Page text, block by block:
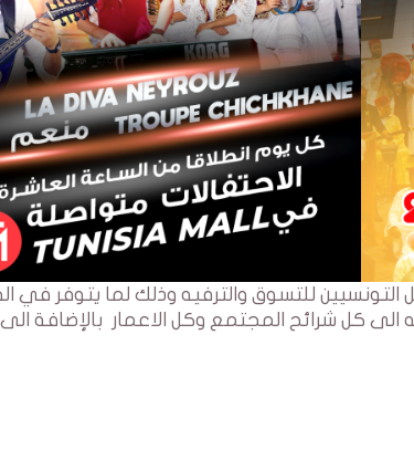
التونسيين للتسوق والترفيه وذلك لما يتوفر في
كل شرائح المجتمع وكل الاعمار بالإضافة